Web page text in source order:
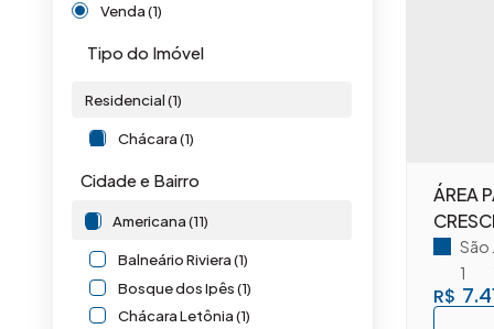
Venda (1)
Tipo do Imóvel
Residencial (1)
Chácara (1)
Cidade e Bairro
Americana (11)
Balneário Riviera (1)
Bosque dos Ipês (1)
Chácara Letônia (1)
ÁREA
R$
São
1